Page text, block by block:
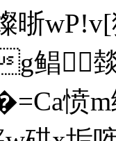
晣
g鲳
�=Ca